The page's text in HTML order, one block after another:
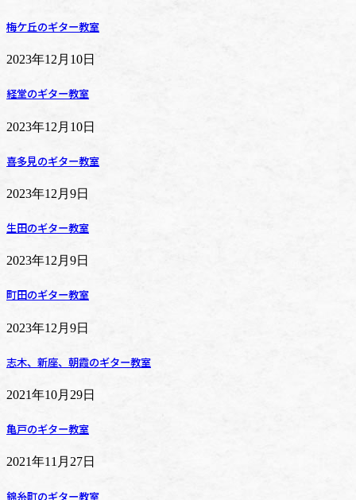
梅ケ丘のギター教室
2023年12月10日
経堂のギター教室
2023年12月10日
喜多見のギター教室
2023年12月9日
生田のギター教室
2023年12月9日
町田のギター教室
2023年12月9日
志木、新座、朝霞のギター教室
2021年10月29日
亀戸のギター教室
2021年11月27日
錦糸町のギター教室